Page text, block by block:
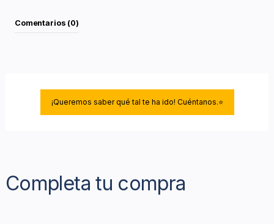
Comentarios (0)
¡Queremos saber qué tal te ha ido! Cuéntanos.⭐
Completa tu compra